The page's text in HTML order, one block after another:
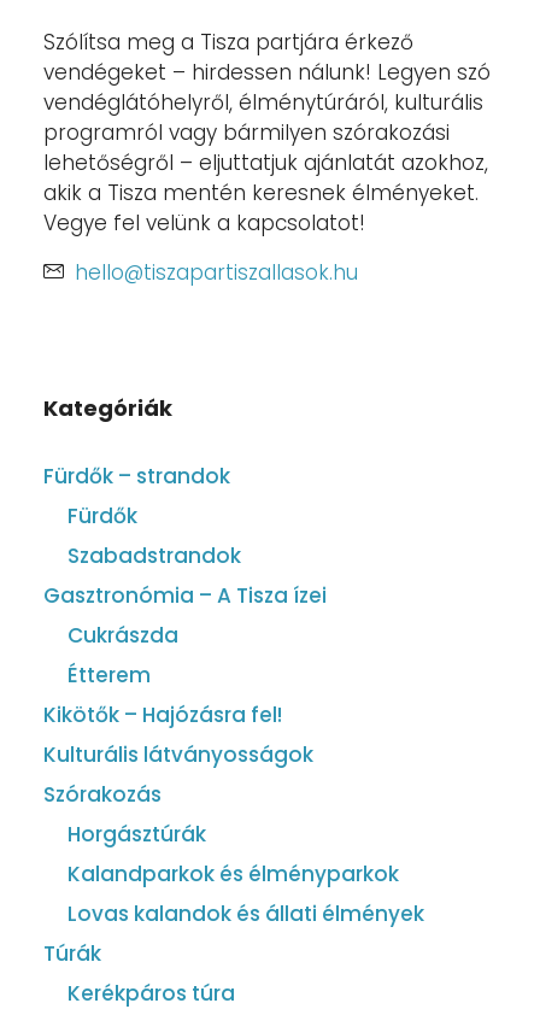
Szólítsa meg a Tisza partjára érkező
vendégeket – hirdessen nálunk! Legyen szó
vendéglátóhelyről, élménytúráról, kulturális
programról vagy bármilyen szórakozási
lehetőségről – eljuttatjuk ajánlatát azokhoz,
akik a Tisza mentén keresnek élményeket.
Vegye fel velünk a kapcsolatot!
hello@tiszapartiszallasok.hu
Kategóriák
Fürdők – strandok
Fürdők
Szabadstrandok
Gasztronómia – A Tisza ízei
Cukrászda
Étterem
Kikötők – Hajózásra fel!
Kulturális látványosságok
Szórakozás
Horgásztúrák
Kalandparkok és élményparkok
Lovas kalandok és állati élmények
Túrák
Kerékpáros túra